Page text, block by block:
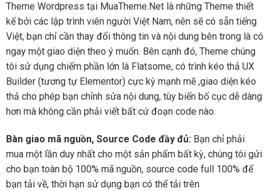
Theme Wordpress tại MuaTheme.Net là những Theme thiết
kế bởi các lập trình viên người Việt Nam, nên sẽ có sẵn tiếng
Việt, bạn chỉ cần thay đổi thông tin và nội dung bên trong là có
ngay một giao diện theo ý muốn. Bên cạnh đó, Theme chúng
tôi sử dụng chiếm phần lớn là Flatsome, có trình kéo thả UX
Builder (tương tự Elementor) cực kỳ mạnh mẽ ,giao diện kéo
thả cho phép bạn chỉnh sửa nội dung, tùy biến bố cục dễ dàng
hơn mà không cần phải viết bất cứ đoạn code nào.
Bàn giao mã nguồn, Source Code đầy đủ: Bạn chỉ phải
mua một lần duy nhất cho một sản phẩm bất kỳ, chúng tôi gửi
cho bạn toàn bộ 100% mã nguồn, source code full 100% để
bạn tải về, thời hạn sử dụng bạn có thể tải trên